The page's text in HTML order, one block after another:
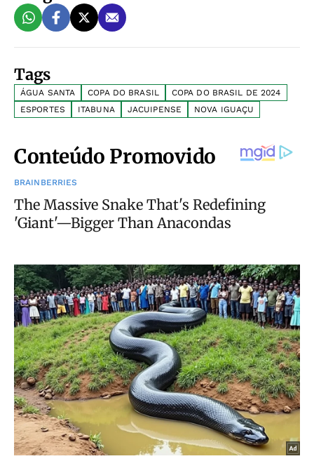
Tags
ÁGUA SANTA COPA DO BRASIL
COPA DO BRASIL DE 2024
ESPORTES
ITABUNA JACUIPENSE NOVA IGUAÇU